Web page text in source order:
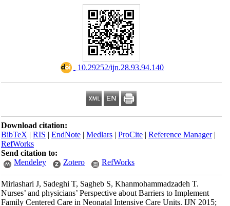
‎ 10.29252/ijn.28.93.94.140
Download citation:
BibTeX|RIS|EndNote|Medlars|ProCite|Reference Manager
RefWorks
Send citation to:
Mendeley
Zotero RefWorks
Mirlashari J, Sadeghi T, Sagheb S, Khanmohammadzadeh T.
Nurses’ and physicians’ Perspective about Barriers to Implement
Family Centered Care in Neonatal Intensive Care Units. IJN 2015;